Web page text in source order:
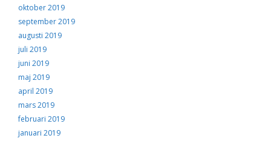
oktober 2019
september 2019
augusti 2019
juli 2019
juni 2019
maj 2019
april 2019
mars 2019
februari 2019
januari 2019